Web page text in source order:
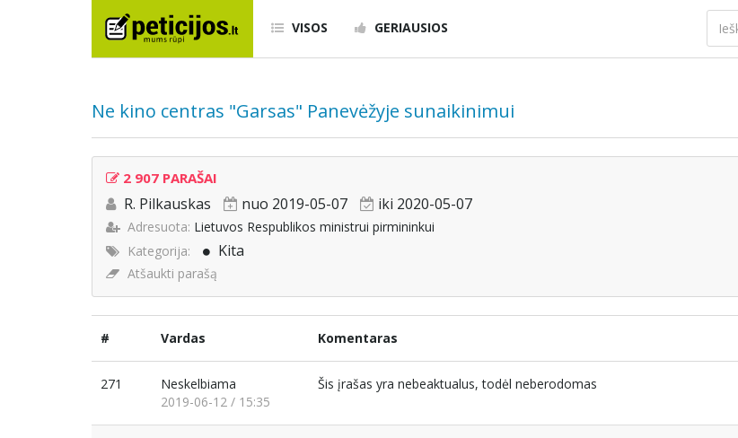
VISOS GERIAUSIOS
Ne kino centras "Garsas" Panevėžyje sunaikinimui
2 907 PARAŠAI
R. Pilkauskas nuo 2019-05-07 iki 2020-05-07
Adresuota: Lietuvos Respublikos ministrui pirmininkui
Kategorija:
Kita
Atšaukti parašą
# Vardas Komentaras
271
Neskelbiama
2019-06-12 / 15:35
Šis įrašas yra nebeaktualus, todėl neberodomas